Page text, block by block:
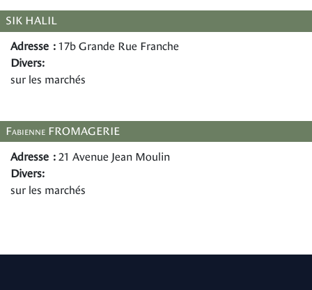
SIK HALIL
Adresse : 17b Grande Rue Franche
Divers:
sur les marchés
Fabienne FROMAGERIE
Adresse : 21 Avenue Jean Moulin
Divers:
sur les marchés